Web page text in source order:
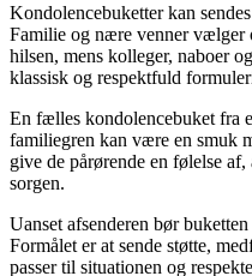
Kondolencebuketter kan
Familie og nære venner vælger
hilsen, mens kolleger, naboer
klassisk og respektfuld
En fælles kondolencebuket fra
familiegren kan være en smuk
give de pårørende en følelse
sorgen.
Uanset afsenderen bør
Formålet er at sende støtte,
passer til situationen og